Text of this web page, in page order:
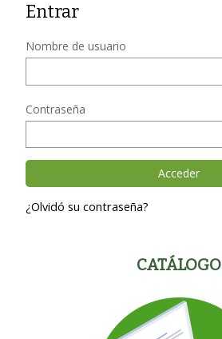
Entrar
Nombre de usuario
Contraseña
¿Olvidó su contraseña?
CATÁLOGO